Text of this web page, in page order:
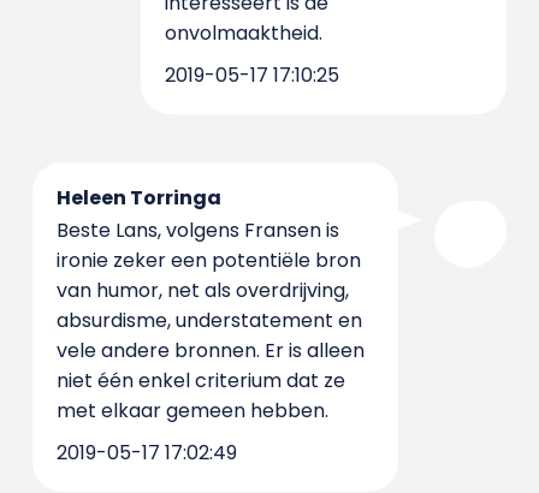
onvolmaaktheid.
2019-05-17 17:10:25
Heleen Torringa
Beste Lans, volgens Fransen is
ironie zeker een potentiële bron
van humor, net als overdrijving,
absurdisme, understatement en
vele andere bronnen. Er is alleen
niet één enkel criterium dat ze
met elkaar gemeen hebben.
2019-05-17 17:02:49